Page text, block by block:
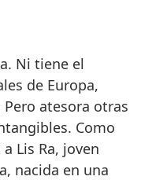
Ni tiene el
de Europa,
atesora otras
Como
Lis Ra, joven
nacida en una